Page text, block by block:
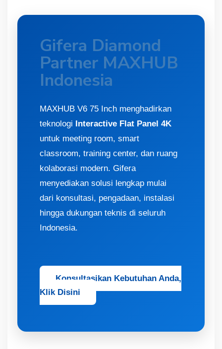
Gifera Diamond
Partner MAXHUB
Indonesia
MAXHUB V6 75 Inch menghadirkan
teknologi Interactive Flat Panel 4K
untuk meeting room, smart
classroom, training center, dan ruang
kolaborasi modern. Gifera
menyediakan solusi lengkap mulai
dari konsultasi, pengadaan, instalasi
hingga dukungan teknis di seluruh
Indonesia.
Konsultasikan Kebutuhan Anda,
Klik Disini